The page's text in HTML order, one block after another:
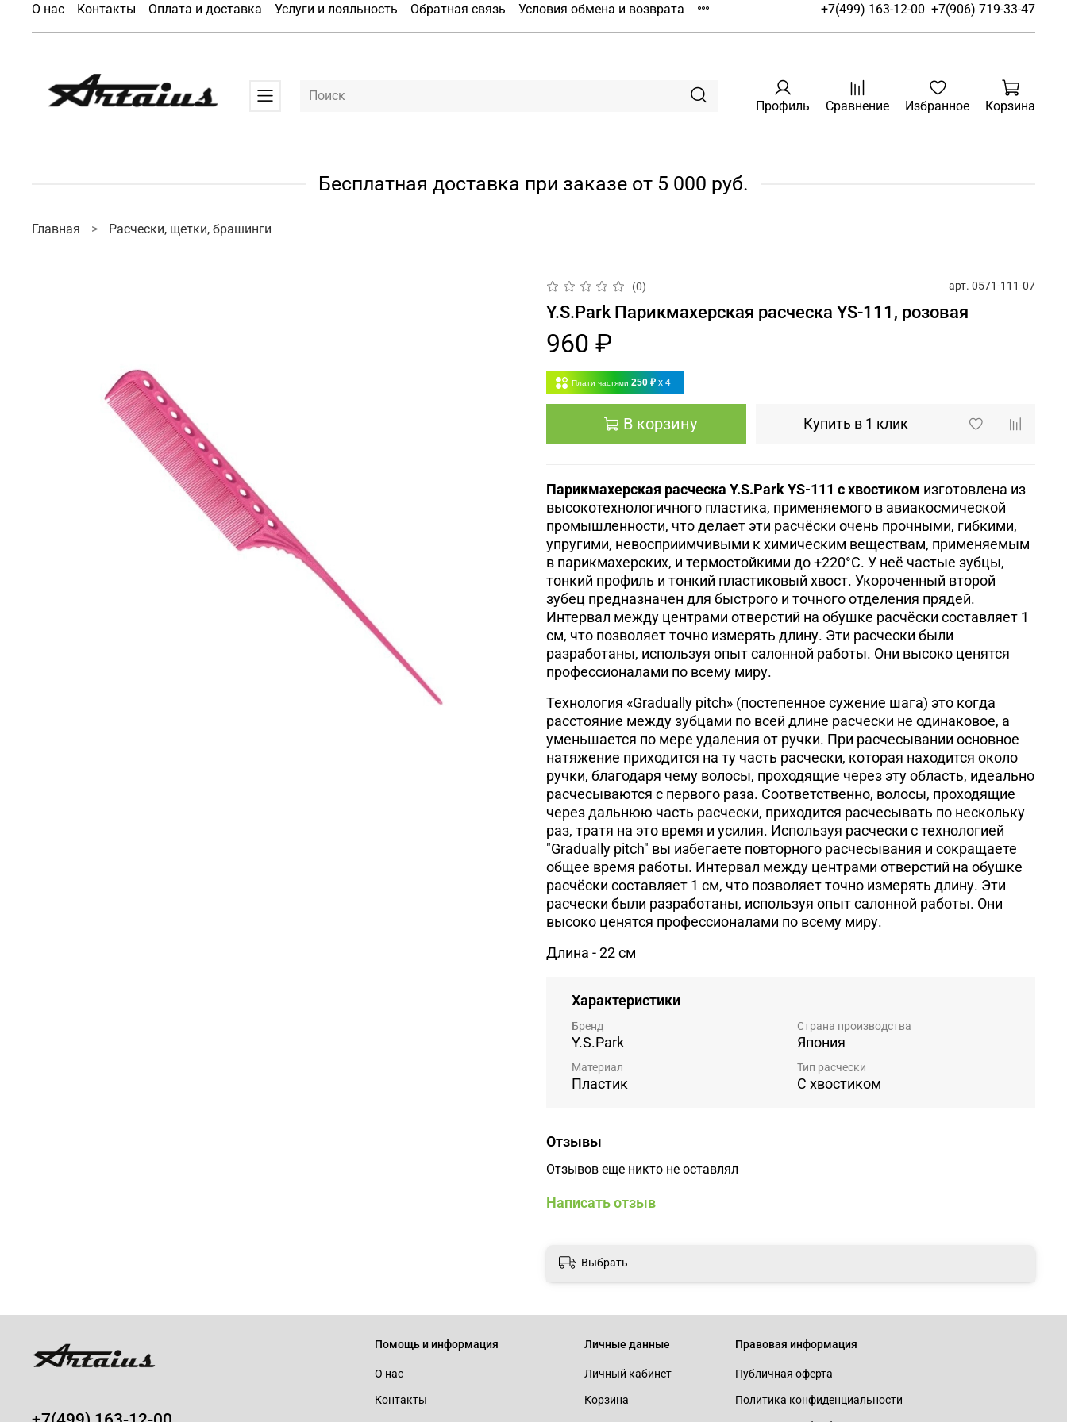
О нас Контакты Оплата и доставка Услуги и лояльность Обратная связь Условия обмена и возврата +7(499) 163-12-00 +7(906) 719-33-47
Профиль Сравнение Избранное Корзина
Бесплатная доставка при заказе от 5 000 руб.
Главная Расчески, щетки, брашинги
(0) арт. 0571-111-07
Y.S.Park Парикмахерская расческа YS-111, розовая
960 ₽
Плати частями 250 ₽ x 4
В корзину Купить в 1 клик
Парикмахерская расческа Y.S.Park YS-111 с хвостиком изготовлена из
высокотехнологичного пластика, применяемого в авиакосмической
промышленности, что делает эти расчёски очень прочными, гибкими,
упругими, невосприимчивыми к химическим веществам, применяемым
в парикмахерских, и термостойкими до +220°С. У неё частые зубцы,
тонкий профиль и тонкий пластиковый хвост. Укороченный второй
зубец предназначен для быстрого и точного отделения прядей.
Интервал между центрами отверстий на обушке расчёски составляет 1
см, что позволяет точно измерять длину. Эти расчески были
разработаны, используя опыт салонной работы. Они высоко ценятся
профессионалами по всему миру.
Технология «Gradually pitch» (постепенное сужение шага) это когда
расстояние между зубцами по всей длине расчески не одинаковое, а
уменьшается по мере удаления от ручки. При расчесывании основное
натяжение приходится на ту часть расчески, которая находится около
ручки, благодаря чему волосы, проходящие через эту область, идеально
расчесываются с первого раза. Соответственно, волосы, проходящие
через дальнюю часть расчески, приходится расчесывать по нескольку
раз, тратя на это время и усилия. Используя расчески с технологией
"Gradually pitch" вы избегаете повторного расчесывания и сокращаете
общее время работы. Интервал между центрами отверстий на обушке
расчёски составляет 1 см, что позволяет точно измерять длину. Эти
расчески были разработаны, используя опыт салонной работы. Они
высоко ценятся профессионалами по всему миру.
Длина - 22 см
Характеристики
Бренд
Y.S.Park
Страна производства
Япония
Материал
Пластик
Тип расчески
С хвостиком
Отзывы
Отзывов еще никто не оставлял
Написать отзыв
Выбрать
Помощь и информация
О нас
Контакты
Личные данные
Личный кабинет
Корзина
Правовая информация
Публичная оферта
Политика конфиденциальности